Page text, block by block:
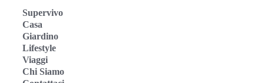
Supervivo
Casa
Giardino
Lifestyle
Viaggi
Chi Siamo